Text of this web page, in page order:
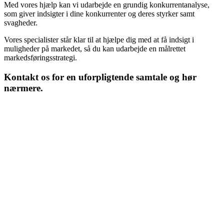
Med vores hjælp kan vi udarbejde en grundig konkurrentanalyse,
som giver indsigter i dine konkurrenter og deres styrker samt
svagheder.
Vores specialister står klar til at hjælpe dig med at få indsigt i
muligheder på markedet, så du kan udarbejde en målrettet
markedsføringsstrategi.
Kontakt os for en uforpligtende samtale og hør
nærmere.